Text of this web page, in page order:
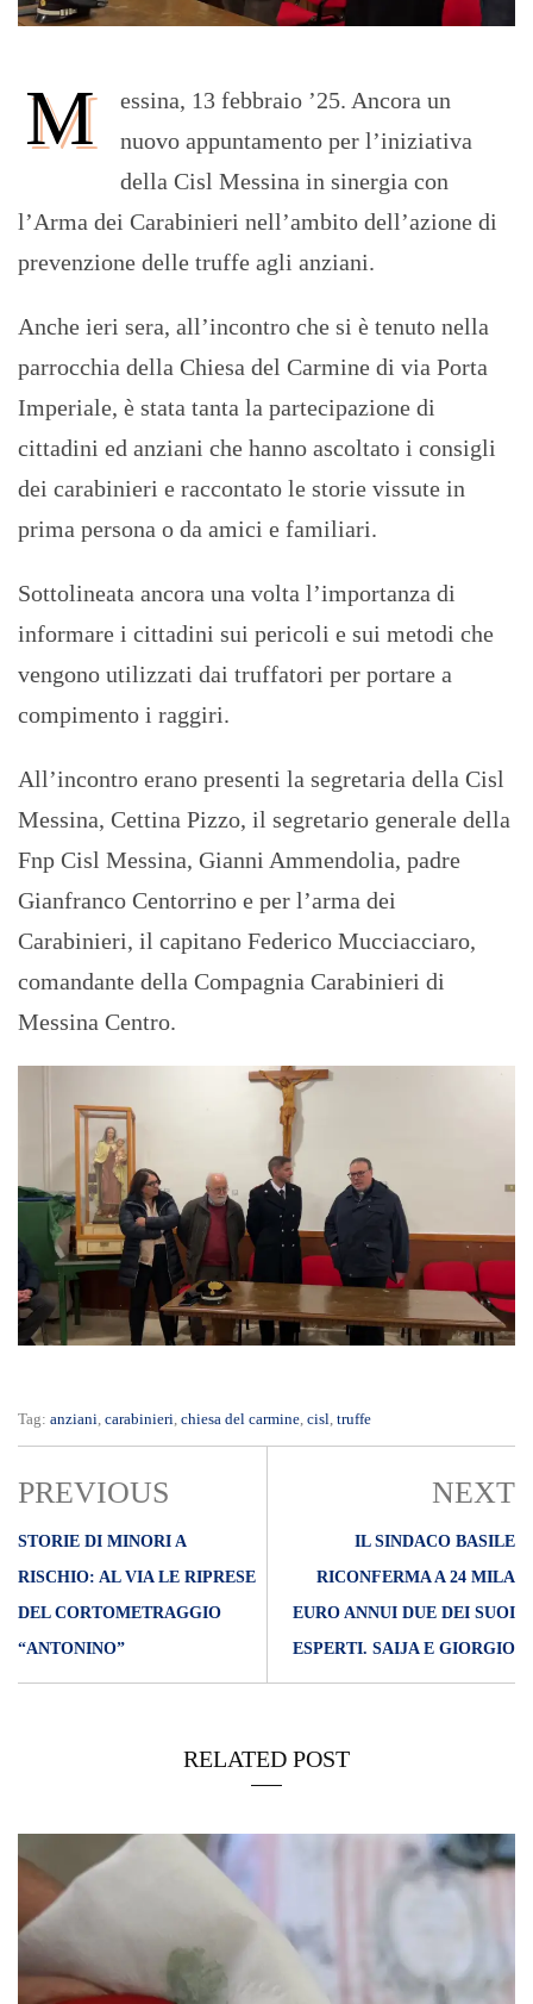
M
essina, 13 febbraio ’25. Ancora un
nuovo appuntamento per l’iniziativa
della Cisl Messina in sinergia con
l’Arma dei Carabinieri nell’ambito dell’azione di
prevenzione delle truffe agli anziani.
Anche ieri sera, all’incontro che si è tenuto nella
parrocchia della Chiesa del Carmine di via Porta
Imperiale, è stata tanta la partecipazione di
cittadini ed anziani che hanno ascoltato i consigli
dei carabinieri e raccontato le storie vissute in
prima persona o da amici e familiari.
Sottolineata ancora una volta l’importanza di
informare i cittadini sui pericoli e sui metodi che
vengono utilizzati dai truffatori per portare a
compimento i raggiri.
All’incontro erano presenti la segretaria della Cisl
Messina, Cettina Pizzo, il segretario generale della
Fnp Cisl Messina, Gianni Ammendolia, padre
Gianfranco Centorrino e per l’arma dei
Carabinieri, il capitano Federico Mucciacciaro,
comandante della Compagnia Carabinieri di
Messina Centro.
Tag: anziani carabinieri chiesa del carmine cisl truffe
PREVIOUS
STORIE DI MINORI A
RISCHIO: AL VIA LE RIPRESE
DEL CORTOMETRAGGIO
“ANTONINO”
NEXT
IL SINDACO BASILE
RICONFERMA A 24 MILA
EURO ANNUI DUE DEI SUOI
ESPERTI. SAIJA E GIORGIO
RELATED POST